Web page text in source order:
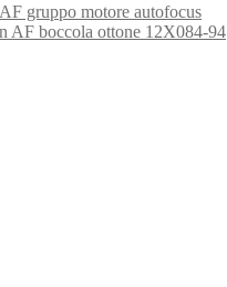
gruppo motore autofocus
AF boccola ottone 12X084-94